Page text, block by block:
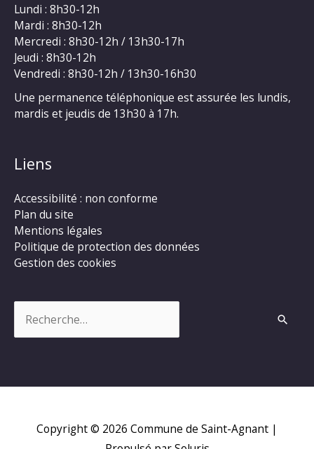
Lundi : 8h30-12h
Mardi : 8h30-12h
Mercredi : 8h30-12h / 13h30-17h
Jeudi : 8h30-12h
Vendredi : 8h30-12h / 13h30-16h30
Une permanence téléphonique est assurée les lundis,
mardis et jeudis de 13h30 à 17h.
Liens
Accessibilité : non conforme
Plan du site
Mentions légales
Politique de protection des données
Gestion des cookies
Copyright © 2026 Commune de Saint-Agnant |